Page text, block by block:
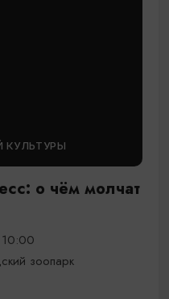
КУЛЬТУРЫ
о чём молчат
зоопарк